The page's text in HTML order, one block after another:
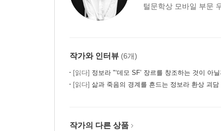
털문학상 모바일 부문
작가와 인터뷰 (6개)
[읽다] 정보라 "‘데모 SF’ 장르를 창조하는 것이 아
[읽다] 삶과 죽음의 경계를 흔드는 정보라 환상 괴담
작가의 다른 상품